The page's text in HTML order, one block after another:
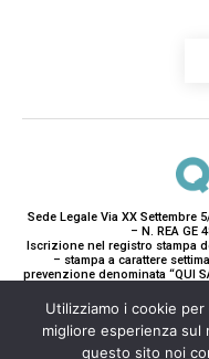
Sede Legale Via XX Settembre
– N. REA GE
Iscrizione nel registro stampa
– stampa a carattere
prevenzione denominata “QUI
Paola Gavarone. (Iscrizione
N.14/
2020-
Utilizziamo i cookie
migliore esperienza
questo sito noi